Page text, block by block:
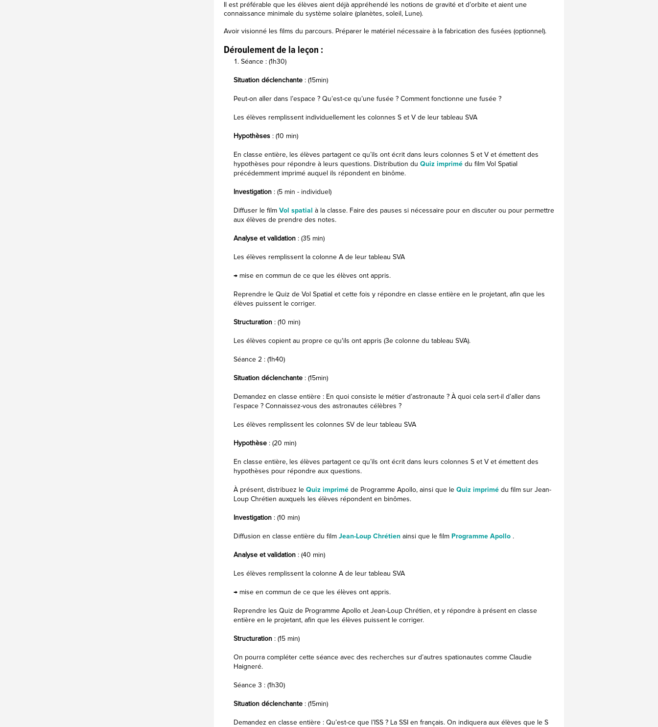
Il est préférable que les élèves aient déjà appréhendé les notions de gravité et d’orbite et aient une
connaissance minimale du système solaire (planètes, soleil, Lune).
Avoir visionné les films du parcours. Préparer le matériel nécessaire à la fabrication des fusées (optionnel).
Déroulement de la leçon :
Séance : (1h30)
Situation déclenchante : (15min)
Peut-on aller dans l’espace ? Qu’est-ce qu’une fusée ? Comment fonctionne une fusée ?
Les élèves remplissent individuellement les colonnes S et V de leur tableau SVA
Hypothèses : (10 min)
En classe entière, les élèves partagent ce qu’ils ont écrit dans leurs colonnes S et V et émettent des
hypothèses pour répondre à leurs questions. Distribution du Quiz imprimé du film Vol Spatial
précédemment imprimé auquel ils répondent en binôme.
Investigation : (5 min - individuel)
Diffuser le film Vol spatial à la classe. Faire des pauses si nécessaire pour en discuter ou pour permettre
aux élèves de prendre des notes.
Analyse et validation : (35 min)
Les élèves remplissent la colonne A de leur tableau SVA
→ mise en commun de ce que les élèves ont appris.
Reprendre le Quiz de Vol Spatial et cette fois y répondre en classe entière en le projetant, afin que les
élèves puissent le corriger.
Structuration : (10 min)
Les élèves copient au propre ce qu'ils ont appris (3e colonne du tableau SVA).
Séance 2 : (1h40)
Situation déclenchante : (15min)
Demandez en classe entière : En quoi consiste le métier d’astronaute ? À quoi cela sert-il d’aller dans
l’espace ? Connaissez-vous des astronautes célèbres ?
Les élèves remplissent les colonnes SV de leur tableau SVA
Hypothèse : (20 min)
En classe entière, les élèves partagent ce qu’ils ont écrit dans leurs colonnes S et V et émettent des
hypothèses pour répondre aux questions.
À présent, distribuez le Quiz imprimé de Programme Apollo, ainsi que le Quiz imprimé du film sur Jean-
Loup Chrétien auxquels les élèves répondent en binômes.
Investigation : (10 min)
Diffusion en classe entière du film Jean-Loup Chrétien ainsi que le film Programme Apollo .
Analyse et validation : (40 min)
Les élèves remplissent la colonne A de leur tableau SVA
→ mise en commun de ce que les élèves ont appris.
Reprendre les Quiz de Programme Apollo et Jean-Loup Chrétien, et y répondre à présent en classe
entière en le projetant, afin que les élèves puissent le corriger.
Structuration : (15 min)
On pourra compléter cette séance avec des recherches sur d’autres spationautes comme Claudie
Haigneré.
Séance 3 : (1h30)
Situation déclenchante : (15min)
Demandez en classe entière : Qu’est-ce que l’ISS ? La SSI en français. On indiquera aux élèves que le S